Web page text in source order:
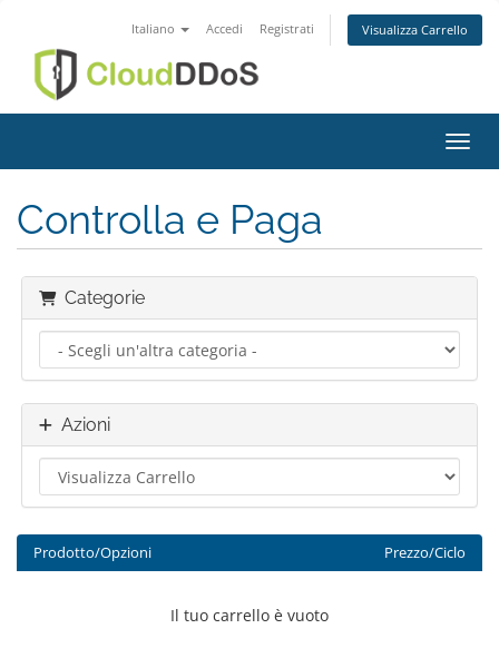
Italiano Accedi Registrati Visualizza Carrello
Controlla e Paga
Categorie
Azioni
Prodotto/Opzioni Prezzo/Ciclo
Il tuo carrello è vuoto